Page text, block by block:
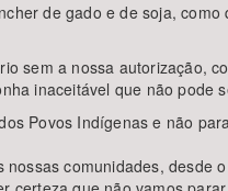
de gado e de soja,
sem a nossa autorização,
inaceitável que não pode
Povos Indígenas e não
comunidades,